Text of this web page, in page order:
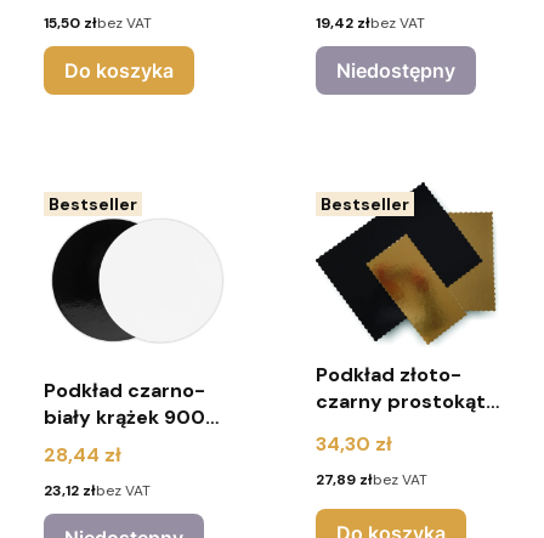
Cena
15,50 złbez VAT
Do koszyka
Cena
19,42 złbez VAT
Niedostępny
Bestseller
Podkład czarno-
biały krążek 900g
r. 32cm (pakiet 10
sztuk)
Cena
28,44 zł
Cena
23,12 złbez VAT
Bestseller
Podkład złoto-
czarny prostokąt
r.30x40 (pakiet 5
sztuk)
Cena
34,30 zł
Cena
27,89 złbez VAT
Do koszyka